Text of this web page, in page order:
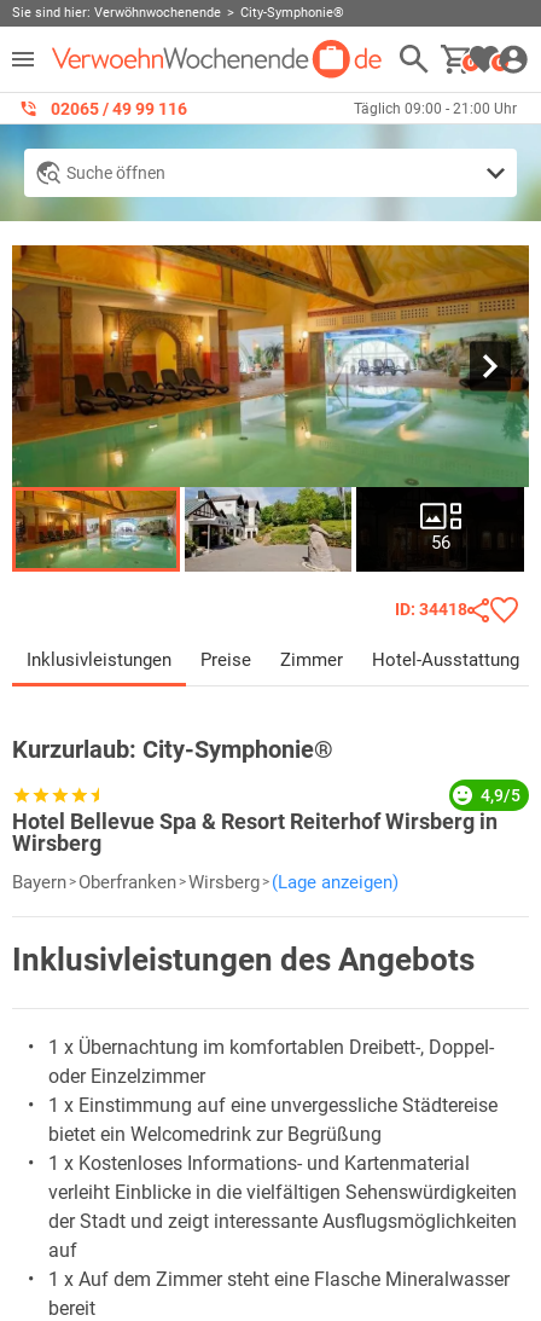
Sie sind hier: Verwöhnwochenende City-Symphonie®
0 0
02065 / 49 ‌99 116 Täglich 09:00 - 21:00 Uhr
Suche öffnen
56
ID: 34418
Inklusivleistungen Preise Zimmer Hotel-Ausstattung
Kurzurlaub: City-Symphonie®
Hotel Bellevue Spa & Resort Reiterhof Wirsberg in
Wirsberg
4,9/5
Bayern Oberfranken Wirsberg (Lage anzeigen)
Inklusivleistungen des Angebots
1 x Übernachtung im komfortablen Dreibett-, Doppel-
oder Einzelzimmer
1 x Einstimmung auf eine unvergessliche Städtereise
bietet ein Welcomedrink zur Begrüßung
1 x Kostenloses Informations- und Kartenmaterial
verleiht Einblicke in die vielfältigen Sehenswürdigkeiten
der Stadt und zeigt interessante Ausflugsmöglichkeiten
auf
1 x Auf dem Zimmer steht eine Flasche Mineralwasser
bereit